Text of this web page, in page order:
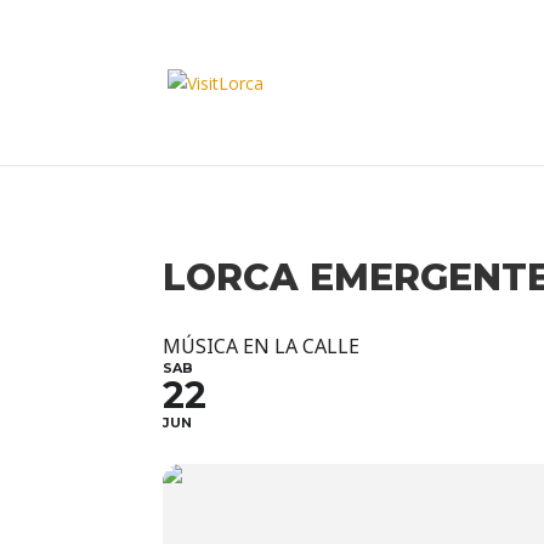
LORCA
MÚSICA EN LA CALLE
SAB
22
JUN